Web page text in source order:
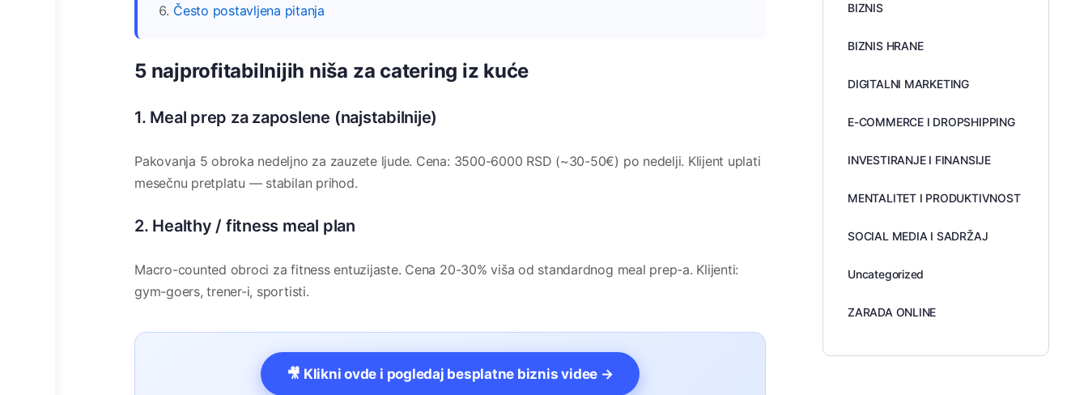
Često postavljena pitanja
5 najprofitabilnijih niša za catering iz kuće
1. Meal prep za zaposlene (najstabilnije)
Pakovanja 5 obroka nedeljno za zauzete ljude. Cena: 3500-6000 RSD (~30-50€) po nedelji. Klijent uplati
mesečnu pretplatu — stabilan prihod.
2. Healthy / fitness meal plan
Macro-counted obroci za fitness entuzijaste. Cena 20-30% viša od standardnog meal prep-a. Klijenti:
gym-goers, trener-i, sportisti.
🎥 Klikni ovde i pogledaj besplatne biznis videe →
BIZNIS
BIZNIS HRANE
DIGITALNI MARKETING
E-COMMERCE I DROPSHIPPING
INVESTIRANJE I FINANSIJE
MENTALITET I PRODUKTIVNOST
SOCIAL MEDIA I SADRŽAJ
Uncategorized
ZARADA ONLINE